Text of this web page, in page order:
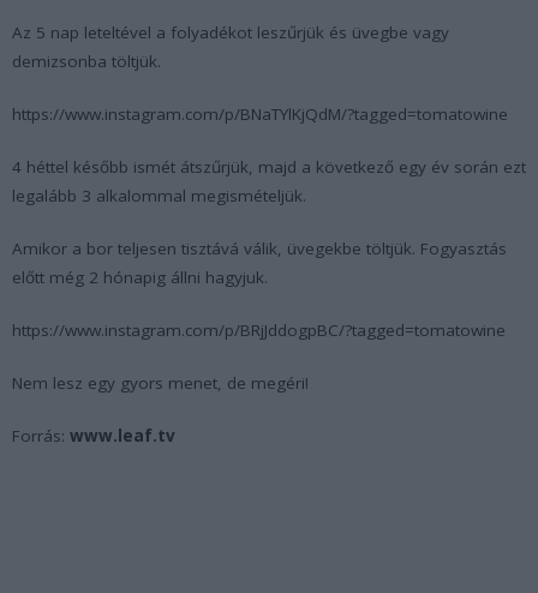
Az 5 nap leteltével a folyadékot leszűrjük és üvegbe vagy
demizsonba töltjük.
https://www.instagram.com/p/BNaTYlKjQdM/?tagged=tomatowine
4 héttel később ismét átszűrjük, majd a következő egy év során ezt
legalább 3 alkalommal megismételjük.
Amikor a bor teljesen tisztává válik, üvegekbe töltjük. Fogyasztás
előtt még 2 hónapig állni hagyjuk.
https://www.instagram.com/p/BRjJddogpBC/?tagged=tomatowine
Nem lesz egy gyors menet, de megéri!
Forrás: www.leaf.tv